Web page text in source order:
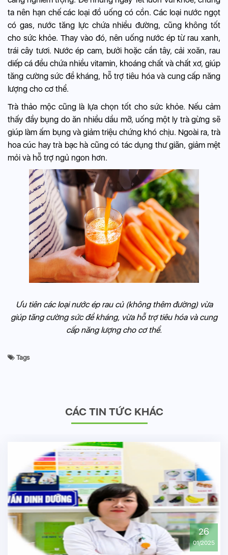
ta nên hạn chế các loại đồ uống có cồn. Các loại nước ngọt
có gas, nước tăng lực chứa nhiều đường, cũng không tốt
cho sức khỏe. Thay vào đó, nên uống nước ép từ rau xanh,
trái cây tươi. Nước ép cam, bưởi hoặc cần tây, cải xoăn, rau
diếp cá đều chứa nhiều vitamin, khoáng chất và chất xơ, giúp
tăng cường sức đề kháng, hỗ trợ tiêu hóa và cung cấp năng
lượng cho cơ thể.
Trà thảo mộc cũng là lựa chọn tốt cho sức khỏe. Nếu cảm
thấy đầy bụng do ăn nhiều dầu mỡ, uống một ly trà gừng sẽ
giúp làm ấm bụng và giảm triệu chứng khó chịu. Ngoài ra, trà
hoa cúc hay trà bạc hà cũng có tác dụng thư giãn, giảm mệt
mỏi và hỗ trợ ngủ ngon hơn.
Ưu tiên các loại nước ép rau củ (không thêm đường) vừa
giúp tăng cường sức đề kháng, vừa hỗ trợ tiêu hóa và cung
cấp năng lượng cho cơ thể.
Tags
CÁC TIN TỨC KHÁC
26
01/2025